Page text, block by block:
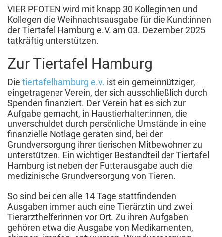
VIER PFOTEN wird mit knapp 30 Kolleginnen und
Kollegen die Weihnachtsausgabe für die Kund:innen
der Tiertafel Hamburg e.V. am 03. Dezember 2025
tatkräftig unterstützen.
Zur Tiertafel Hamburg
Die tiertafelhamburg e.v. ist ein gemeinnütziger,
eingetragener Verein, der sich ausschließlich durch
Spenden finanziert. Der Verein hat es sich zur
Aufgabe gemacht, in Haustierhalter:innen, die
unverschuldet durch persönliche Umstände in eine
finanzielle Notlage geraten sind, bei der
Grundversorgung ihrer tierischen Mitbewohner zu
unterstützen. Ein wichtiger Bestandteil der Tiertafel
Hamburg ist neben der Futterausgabe auch die
medizinische Grundversorgung von Tieren.
So sind bei den alle 14 Tage stattfindenden
Ausgaben immer auch eine Tierärztin und zwei
Tierarzthelferinnen vor Ort. Zu ihren Aufgaben
gehören etwa die Ausgabe von Medikamenten,